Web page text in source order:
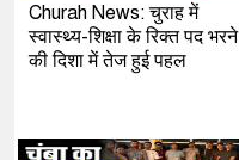
Churah News: चुराह में
स्वास्थ्य-शिक्षा के रिक्त पद भरने
की दिशा में तेज हुई पहल